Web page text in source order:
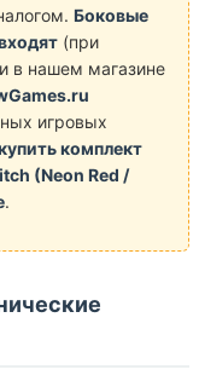
Боковые
(при
в нашем магазине
игровых
комплект
(Neon Red /
.